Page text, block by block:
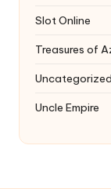
Slot Online
Treasures of
Uncategorized
Uncle Empire